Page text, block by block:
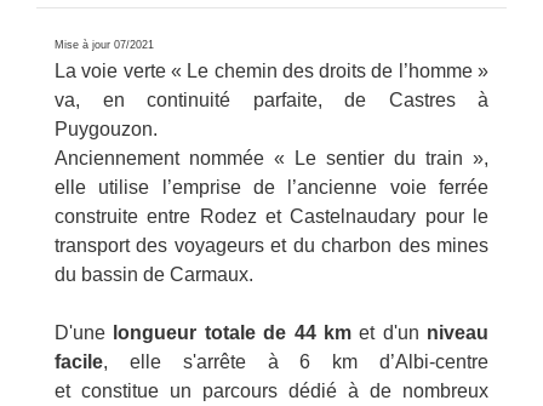
Mise à jour 07/2021
La voie verte « Le chemin des droits de l’homme »
va, en continuité parfaite, de Castres à
Puygouzon.
Anciennement nommée « Le sentier du train »,
elle utilise l’emprise de l’ancienne voie ferrée
construite entre Rodez et Castelnaudary pour le
transport des voyageurs et du charbon des mines
du bassin de Carmaux.
D'une longueur totale de 44 kmet d'un niveau
facile, elle s'arrête à 6 km d’Albi-centre
et constitue un parcours dédié à de nombreux